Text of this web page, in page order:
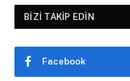
BIZI TAKIP EDIN
Facebook